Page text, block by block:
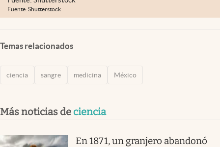
Fuente: Shutterstock
Temas relacionados
ciencia sangre medicina México
Más noticias de ciencia
En 1871, un granjero abandonó